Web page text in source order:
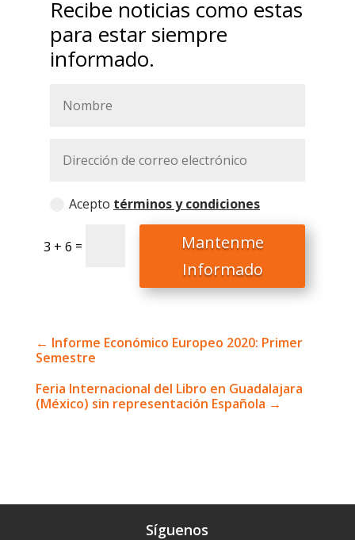
Recibe noticias como estas
para estar siempre
informado.
Acepto términos y condiciones
3 + 6 =
Mantenme
Informado
← Informe Económico Europeo 2020: Primer
Semestre
Feria Internacional del Libro en Guadalajara
(México) sin representación Española →
Síguenos